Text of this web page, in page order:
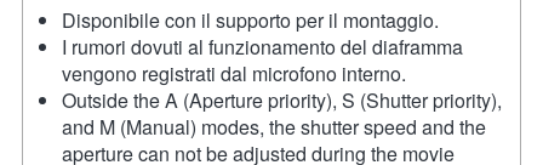
Disponibile con il supporto per il montaggio.
I rumori dovuti al funzionamento del diaframma
vengono registrati dal microfono interno.
Outside the A (Aperture priority), S (Shutter priority),
and M (Manual) modes, the shutter speed and the
aperture can not be adjusted during the movie